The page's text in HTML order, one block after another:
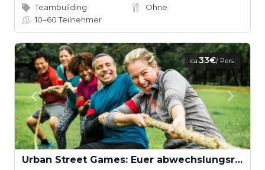
Teambuilding
Ohne
10–60Teilnehmer
ca.33€/ Pers.
Urban Street Games: Euer abwechslungsreiches Teamevent